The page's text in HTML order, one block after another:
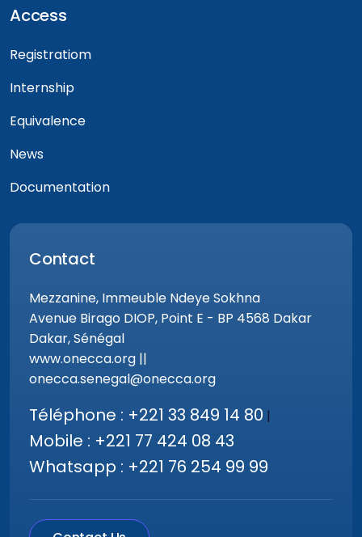
Access
Registratiom
Internship
Equivalence
News
Documentation
Contact
Mezzanine, Immeuble Ndeye Sokhna
Avenue Birago DIOP, Point E - BP 4568 Dakar
Dakar, Sénégal
www.onecca.org ||
onecca.senegal@onecca.org
Téléphone : +221 33 849 14 80 |
Mobile : +221 77 424 08 43
Whatsapp : +221 76 254 99 99